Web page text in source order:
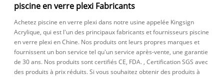
piscine en verre plexi Fabricants
Achetez piscine en verre plexi dans notre usine appelée Kingsign
Acrylique, qui est l'un des principaux fabricants et fournisseurs piscine
en verre plexi en Chine. Nos produits ont leurs propres marques et
fournissent un bon service tel qu'un service après-vente, une garantie
de 30 ans. Nos produits sont certifiés CE, FDA. , Certification SGS avec
des produits à prix réduits. Si vous souhaitez obtenir des produits à